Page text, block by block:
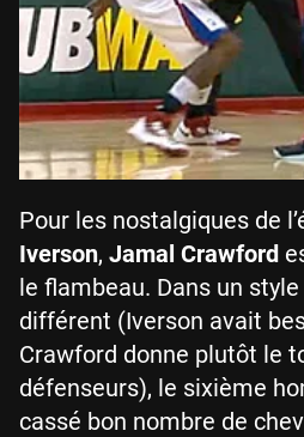
Pour les nostalgiques de
Iverson, Jamal Crawford
le flambeau. Dans un
différent (Iverson avait
Crawford donne plutôt le
défenseurs), le sixième
cassé bon nombre de